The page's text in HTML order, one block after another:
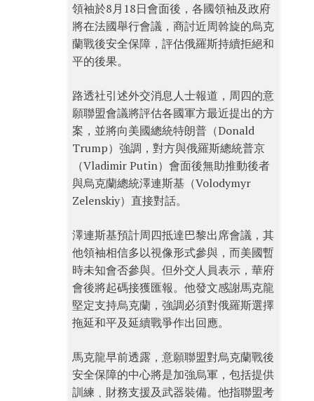
領袖於8月18日會面後，各國領袖及政府
將在法國舉行會議，商討近周斡旋的烏克
蘭戰後安全保障，評估俄羅斯持續拒絕和
平的後果。
路透社引述外交消息人士報道，周四的意
願聯盟會議將評估各國軍方最近提出的方
案，並將向美國總統特朗普（Donald
Trump）強調，對方與俄羅斯總統普京
（Vladimir Putin）會面後無助推動後者
與烏克蘭總統澤連斯基（Volodymyr
Zelenskiy）直接對話。
澤連斯基預計周四抵達巴黎出席會議，其
他領袖相信多以視像形式參與，而美國暫
時未知會否參與。但外交人員表示，華府
會後將起碼接獲匯報。他發文感謝馬克龍
堅定支持烏克蘭，強調必須對俄羅斯選擇
拖延和平及延續戰爭作出回應。
馬克龍早前透露，意願聯盟對烏克蘭戰後
安全保障的中心將是加強烏軍，包括提供
訓練﹑財務支援及武器裝備。他指聯盟考